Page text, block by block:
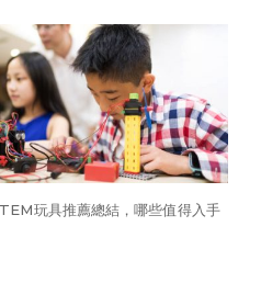
玩具推薦總結，哪些值得入手